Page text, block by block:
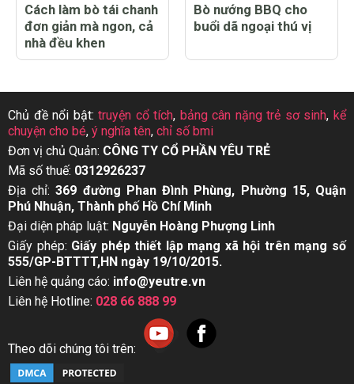
Cách làm bò tái chanh
đơn giản mà ngon, cả
nhà đều khen
Bò nướng BBQ cho
buổi dã ngoại thú vị
Chủ đề nổi bật:truyện cổ tích, bảng cân nặng trẻ sơ sinh,kể
chuyện cho bé, ý nghĩa tên, chỉ số bmi
Đơn vị chủ Quản: CÔNG TY CỔ PHẦN YÊU TRẺ
Mã số thuế: 0312926237
Địa chỉ:369 đường Phan Đình Phùng, Phường 15, Quận
Phú Nhuận, Thành phố Hồ Chí Minh
Đại diện pháp luật: Nguyễn Hoàng Phượng Linh
Giấy phép: Giấy phép thiết lập mạng xã hội trên mạng số
555/GP-BTTTT,HN ngày 19/10/2015.
Liên hệ quảng cáo: info@yeutre.vn
Liên hệ Hotline: 028 66 888 99
Theo dõi chúng tôi trên: